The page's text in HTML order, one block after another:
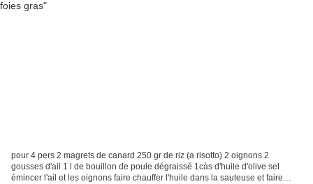
pour 4 pers 2 magrets de canard 250 gr de riz (a risotto) 2 oignons 2
gousses d'ail 1 l de bouillon de poule dégraissé 1càs d'huile d'olive sel
émincer l'ail et les oignons faire chauffer l'huile dans la sauteuse et faire